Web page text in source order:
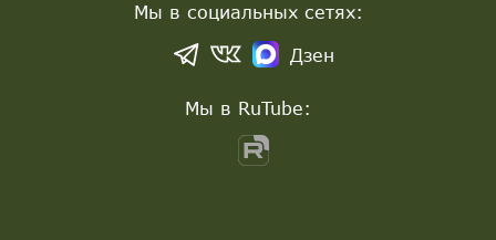
Мы в социальных сетях:
Дзен
Мы в RuTube: